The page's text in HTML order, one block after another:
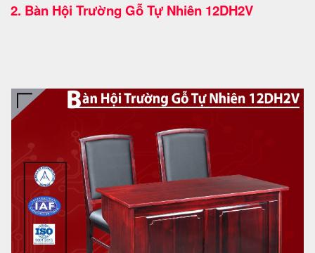
2. Bàn Hội Trường Gỗ Tự Nhiên 12DH2V